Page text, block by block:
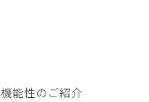
機能性のご紹介